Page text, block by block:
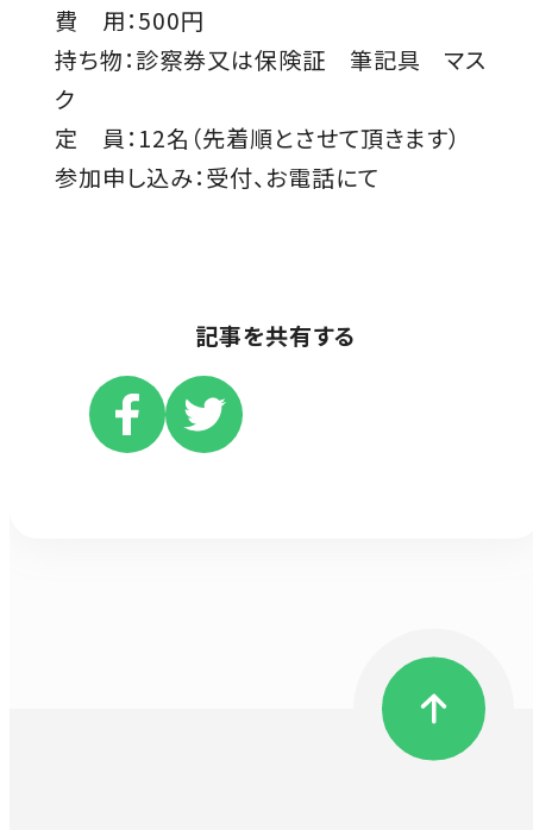
費 用：500円
持ち物：診察券又は保険証 筆記具 マス
ク
定 員：12名（先着順とさせて頂きます）
参加申し込み：受付、お電話にて
記事を共有する